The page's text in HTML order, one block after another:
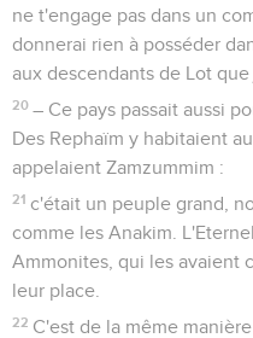
ne t'engage pas dans un
donnerai rien à posséder
aux descendants de Lot
20 – Ce pays passait aussi
Des Rephaïm y habitaient
appelaient Zamzummim :
21 c'était un peuple grand,
comme les Anakim.
Ammonites, qui les avaient
leur place.
22 C'est de la même